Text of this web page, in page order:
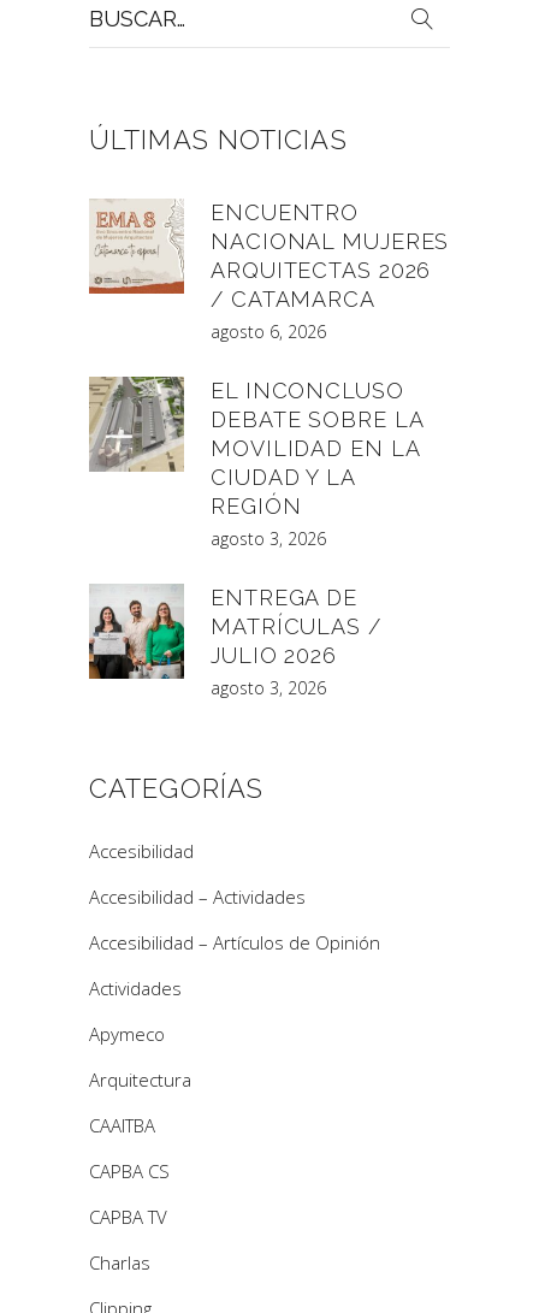
por:
ÚLTIMAS NOTICIAS
ENCUENTRO
NACIONAL MUJERES
ARQUITECTAS 2026
/ CATAMARCA
agosto 6, 2026
EL INCONCLUSO
DEBATE SOBRE LA
MOVILIDAD EN LA
CIUDAD Y LA
REGIÓN
agosto 3, 2026
ENTREGA DE
MATRÍCULAS /
JULIO 2026
agosto 3, 2026
CATEGORÍAS
Accesibilidad
Accesibilidad – Actividades
Accesibilidad – Artículos de Opinión
Actividades
Apymeco
Arquitectura
CAAITBA
CAPBA CS
CAPBA TV
Charlas
Clipping